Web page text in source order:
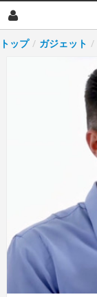
トップ / ガジェット /